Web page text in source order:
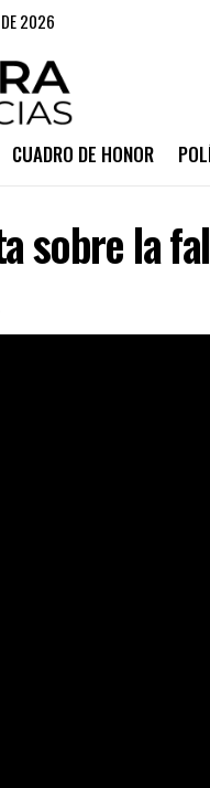
DE 2026
CUADRO DE HONOR
sobre la